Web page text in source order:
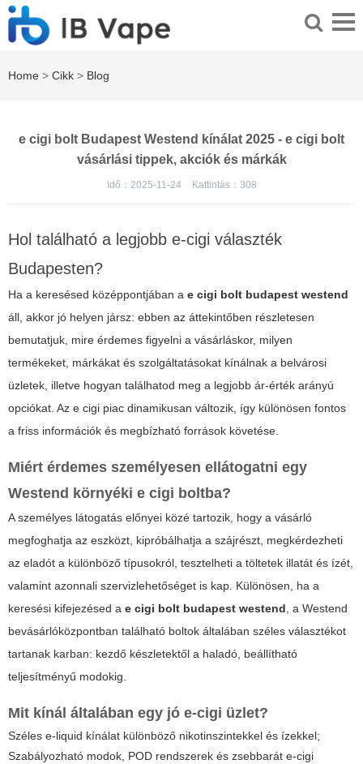
Home > Cikk > Blog
e cigi bolt Budapest Westend kínálat 2025 - e cigi bolt
vásárlási tippek, akciók és márkák
Idő：2025-11-24 Kattintás： 308
Hol található a legjobb e-cigi választék
Budapesten?
Ha a keresésed középpontjában a e cigi bolt budapest westend
áll, akkor jó helyen jársz: ebben az áttekintőben részletesen
bemutatjuk, mire érdemes figyelni a vásárláskor, milyen
termékeket, márkákat és szolgáltatásokat kínálnak a belvárosi
üzletek, illetve hogyan találhatod meg a legjobb ár-érték arányú
opciókat. Az e cigi piac dinamikusan változik, így különösen fontos
a friss információk és megbízható források követése.
Miért érdemes személyesen ellátogatni egy
Westend környéki e cigi boltba?
A személyes látogatás előnyei közé tartozik, hogy a vásárló
megfoghatja az eszközt, kipróbálhatja a szájrészt, megkérdezheti
az eladót a különböző típusokról, tesztelheti a töltetek illatát és ízét,
valamint azonnali szervizlehetőséget is kap. Különösen, ha a
keresési kifejezésed a e cigi bolt budapest westend, a Westend
bevásárlóközpontban található boltok általában széles választékot
tartanak karban: kezdő készletektől a haladó, beállítható
teljesítményű modokig.
Mit kínál általában egy jó e-cigi üzlet?
Széles e-liquid kínálat különböző nikotinszintekkel és ízekkel;
Szabályozható modok, POD rendszerek és zsebbarát e-cigi